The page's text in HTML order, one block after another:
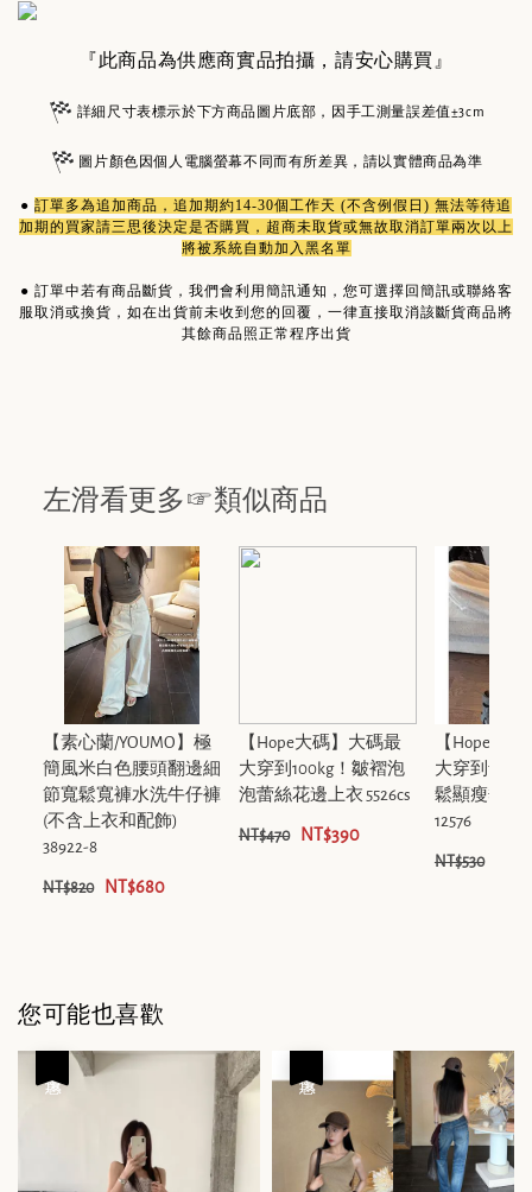
『此商品為供應商實品拍攝，請安心購買』
詳細尺寸表標示於下方商品圖片底部，因手工測量誤差值±3cm
圖片顏色因個人電腦螢幕不同而有所差異，請以實體商品為準
● 訂單多為追加商品 ，追加期約14-30個工作天 (不含例假日) 無法等待追
加期的買家請三思後決定是否購買，超商未取貨或無故取消訂單兩次以上
將被系統自動加入黑名單
● 訂單中若有商品斷貨，我們會利用簡訊通知，您可選擇回簡訊或聯絡客
服取消或換貨，如在出貨前未收到您的回覆，一律直接取消該斷貨商品將
其餘商品照正常程序出貨
左滑看更多☞類似商品
【素心蘭/YOUMO】極
簡風米白色腰頭翻邊細
節寬鬆寬褲水洗牛仔褲
(不含上衣和配飾)
38922-8
NT$820 NT$680
【Hope大碼】大碼最
大穿到100kg！皺褶泡
泡蕾絲花邊上衣 5526cs
NT$470 NT$390
【Hope大
大穿到75kg
鬆顯瘦垂墜
12576
NT$530
您可能也喜歡